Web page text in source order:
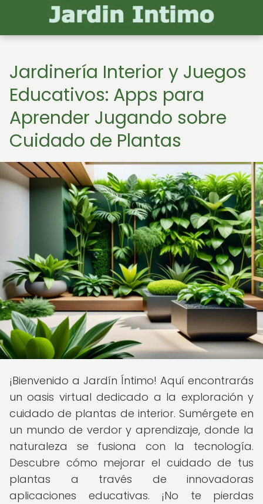
Jardinería Interior y Juegos
Educativos: Apps para
Aprender Jugando sobre
Cuidado de Plantas
¡Bienvenido a Jardín Íntimo! Aquí encontrarás
un oasis virtual dedicado a la exploración y
cuidado de plantas de interior. Sumérgete en
un mundo de verdor y aprendizaje, donde la
naturaleza se fusiona con la tecnología.
Descubre cómo mejorar el cuidado de tus
plantas a través de innovadoras
aplicaciones educativas. ¡No te pierdas